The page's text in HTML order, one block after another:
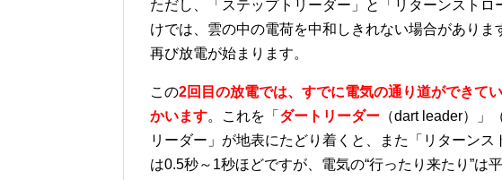
ただし、「ステップトリーダー」と「リターンストロ
けでは、雲の中の電荷を中和しきれない場合があり
再び放電が始まります。
この2回目の放電では、すでに電気の通り道ができて
かいます。これを「 ダートリーダー （dart leader）」
リーダー」が地表にたどり着くと、また「リターン
は0.5秒～ 1秒ほどですが、電気の“行ったり来たり ”は